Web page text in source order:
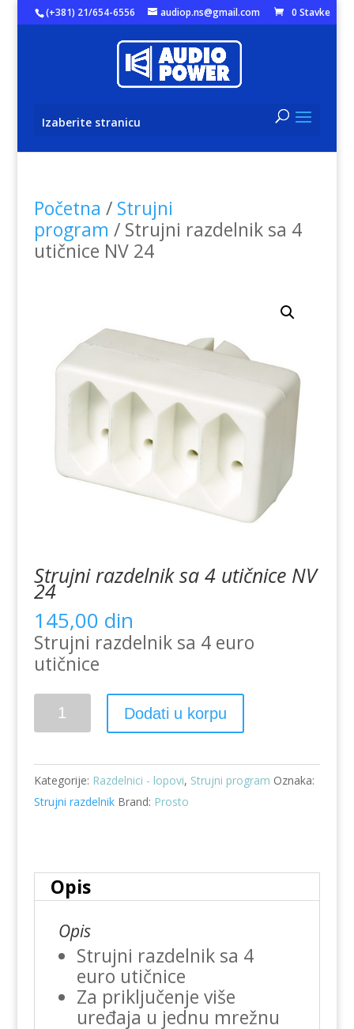
(+381) 21/654-6556 audiop.ns@gmail.com 0 Stavke
Izaberite stranicu
Početna / Strujni
program / Strujni razdelnik sa 4
utičnice NV 24
Strujni razdelnik sa 4 utičnice NV
24
145,00 din
Strujni razdelnik sa 4 euro
utičnice
Strujni
razdelnik
4
utičnice
NV
Dodati u korpu
Kategorije: Razdelnici - lopovi, Strujni program Oznaka:
Strujni razdelnik Brand: Prosto
Opis
Opis
Strujni razdelnik sa 4
euro utičnice
Za priključenje više
uređaja u jednu mrežnu